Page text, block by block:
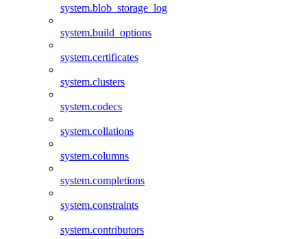
system.blob_storage_log
system.build_options
system.certificates
system.clusters
system.codecs
system.collations
system.columns
system.completions
system.constraints
system.contributors